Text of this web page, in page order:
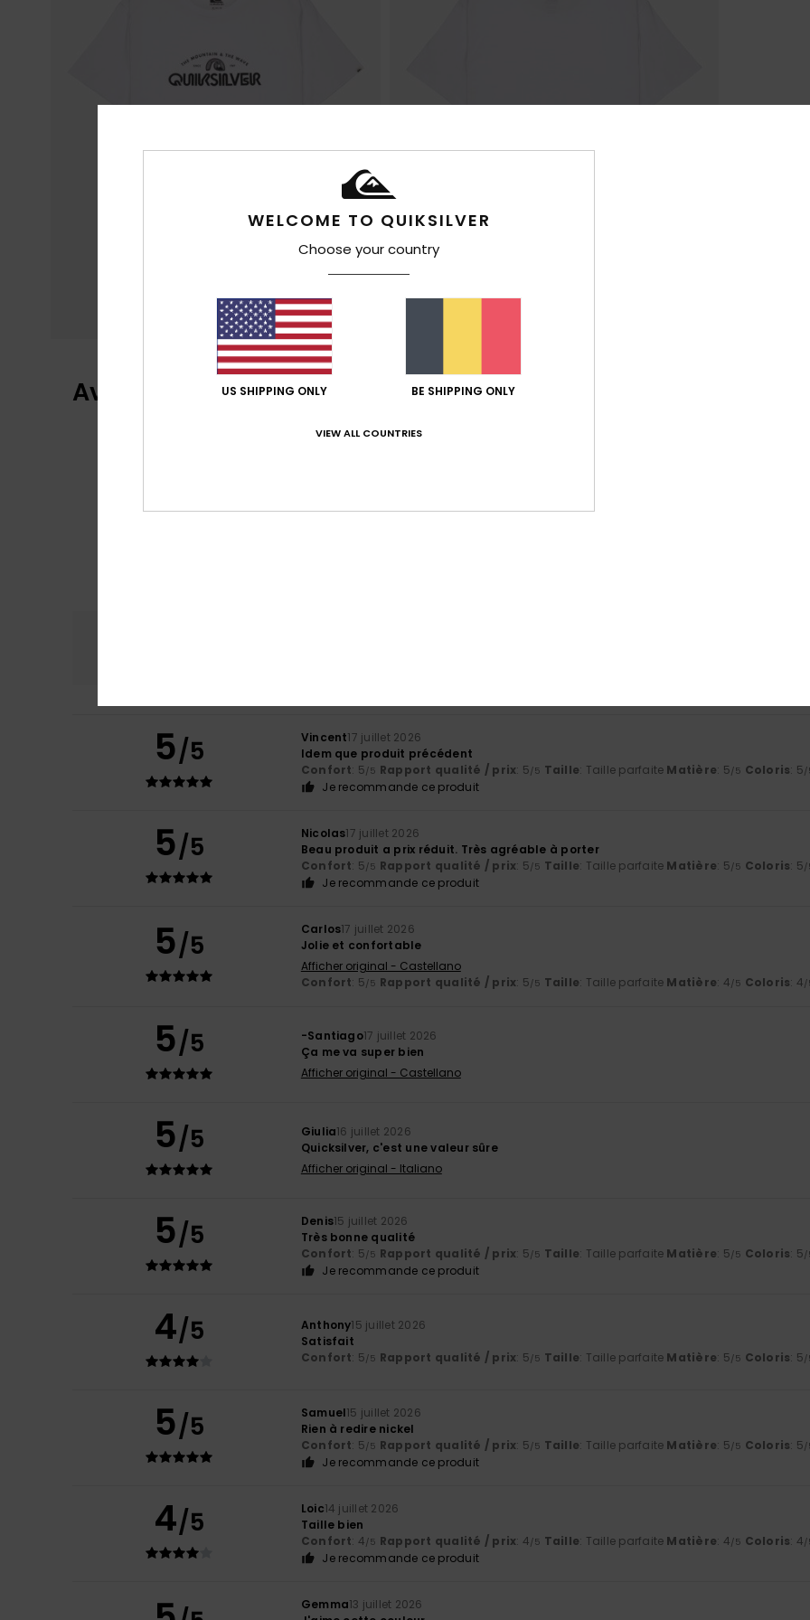
Avis clients
4.6
5/5 Vincent17 juillet 2026
Idem que produit précédent
Confort: 5/5 Rapport qualité / prix: 5/5 Taille: Taille parfaite Matière: 5/5 Coloris: 5/
Je recommande ce produit
5/5 Nicolas17 juillet 2026
Beau produit a prix réduit. Très agréable à porter
Confort: 5/5 Rapport qualité / prix: 5/5 Taille: Taille parfaite Matière: 5/5 Coloris: 5/
Je recommande ce produit
5/5 Carlos17 juillet 2026
Jolie et confortable
Afficher original - Castellano
Confort: 5/5 Rapport qualité / prix: 5/5 Taille: Taille parfaite Matière: 4/5 Coloris: 4/
5/5 -Santiago17 juillet 2026
Ça me va super bien
Afficher original - Castellano
5/5 Giulia16 juillet 2026
Quicksilver, c'est une valeur sûre
Afficher original - Italiano
5/5 Denis15 juillet 2026
Très bonne qualité
Confort: 5/5 Rapport qualité / prix: 5/5 Taille: Taille parfaite Matière: 5/5 Coloris: 5/
Je recommande ce produit
4/5 Anthony15 juillet 2026
Satisfait
Confort: 5/5 Rapport qualité / prix: 5/5 Taille: Taille parfaite Matière: 5/5 Coloris: 5/
5/5 Samuel15 juillet 2026
Rien à redire nickel
Confort: 5/5 Rapport qualité / prix: 5/5 Taille: Taille parfaite Matière: 5/5 Coloris: 5/
Je recommande ce produit
4/5 Loic14 juillet 2026
Taille bien
Confort: 4/5 Rapport qualité / prix: 4/5 Taille: Taille parfaite Matière: 4/5 Coloris: 4/
Je recommande ce produit
Gemma13 juillet 2026
WELCOME TO QUIKSILVER
Choose your country
US SHIPPING ONLY BE SHIPPING ONLY
VIEW ALL COUNTRIES